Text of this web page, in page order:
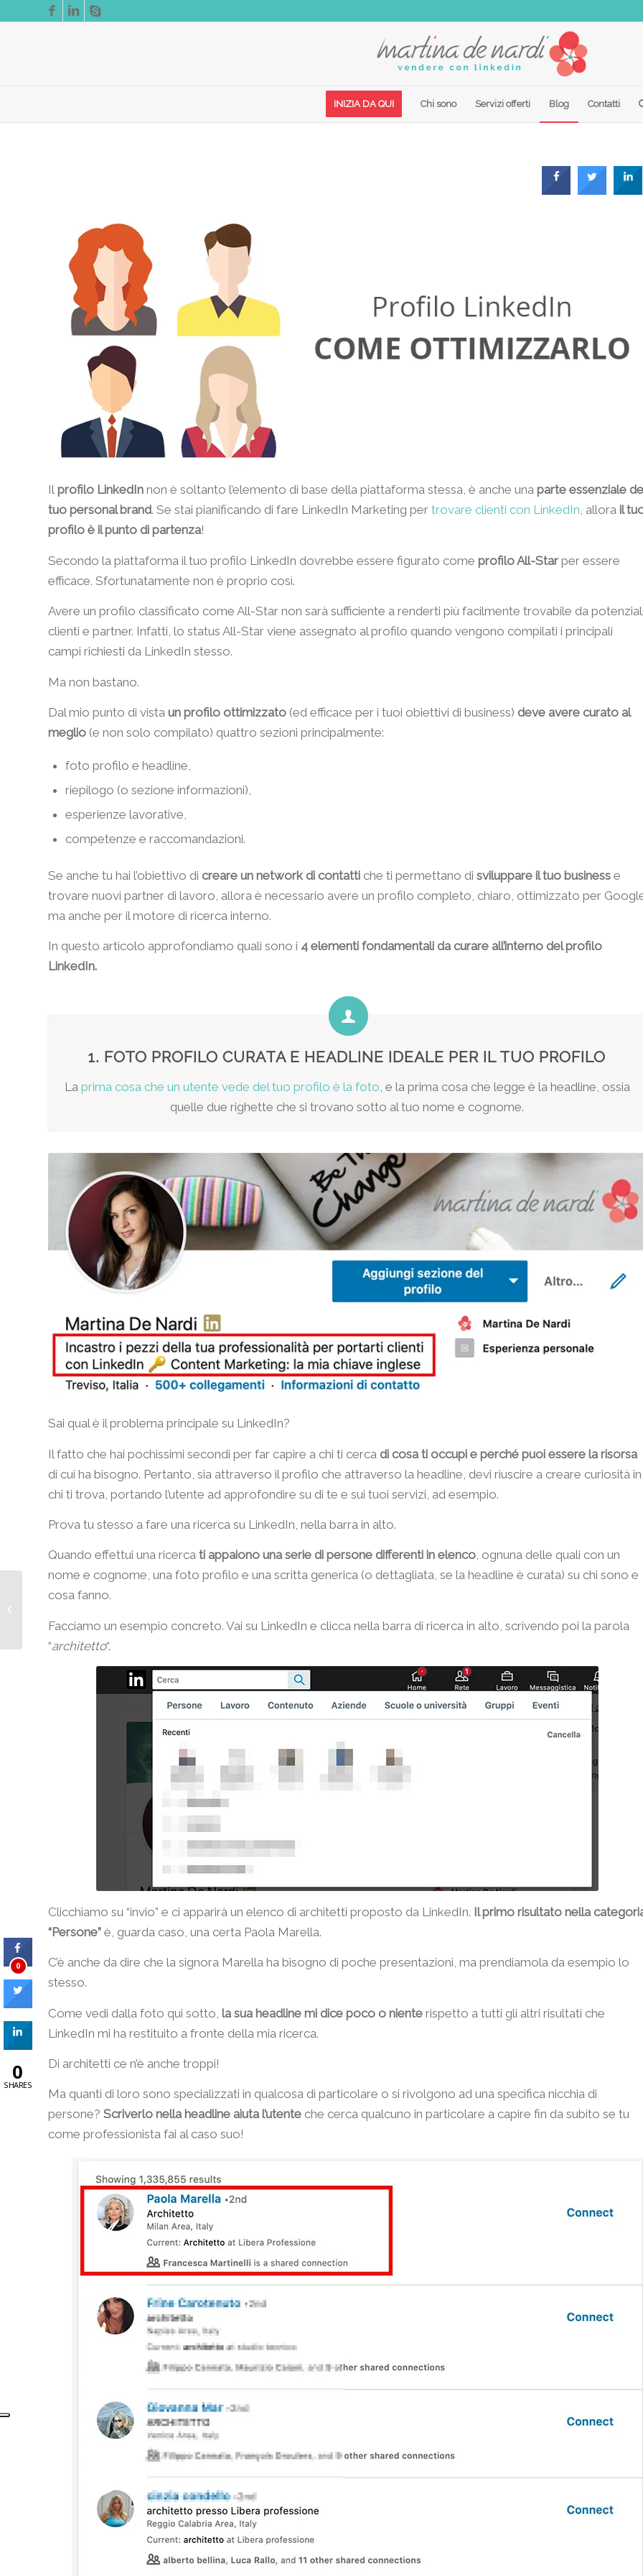
INIZIA DA QUI Chi sono Servizi offerti Blog Contatti
Il profilo LinkedIn non è soltanto l’elemento di base della piattaforma stessa, è anche una parte essenziale
tuo personal brand. Se stai pianificando di fare LinkedIn Marketing per trovare clienti con LinkedIn, allora il
profilo è il punto di partenza!
Secondo la piattaforma il tuo profilo LinkedIn dovrebbe essere figurato come profilo All-Star per essere
efficace. Sfortunatamente non è proprio così.
Avere un profilo classificato come All-Star non sarà sufficiente a renderti più facilmente trovabile da
clienti e partner. Infatti, lo status All-Star viene assegnato al profilo quando vengono compilati i principali
campi richiesti da LinkedIn stesso.
Ma non bastano.
Dal mio punto di vista un profilo ottimizzato (ed efficace per i tuoi obiettivi di business) deve avere curato al
meglio (e non solo compilato) quattro sezioni principalmente:
foto profilo e headline,
riepilogo (o sezione informazioni),
esperienze lavorative,
competenze e raccomandazioni.
Se anche tu hai l’obiettivo di creare un network di contatti che ti permettano di sviluppare il tuo business e
trovare nuovi partner di lavoro, allora è necessario avere un profilo completo, chiaro, ottimizzato per
ma anche per il motore di ricerca interno.
In questo articolo approfondiamo quali sono i 4 elementi fondamentali da curare all’interno del profilo
LinkedIn.
1. FOTO PROFILO CURATA E HEADLINE IDEALE PER IL TUO PROFILO
La prima cosa che un utente vede del tuo profilo è la foto, e la prima cosa che legge è la headline, ossia
quelle due righette che si trovano sotto al tuo nome e cognome.
Sai qual è il problema principale su LinkedIn?
Il fatto che hai pochissimi secondi per far capire a chi ti cerca di cosa ti occupi e perché puoi essere la risorsa
di cui ha bisogno. Pertanto, sia attraverso il profilo che attraverso la headline, devi riuscire a creare curiosità in
chi ti trova, portando l’utente ad approfondire su di te e sui tuoi servizi, ad esempio.
Prova tu stesso a fare una ricerca su LinkedIn, nella barra in alto.
Quando effettui una ricerca ti appaiono una serie di persone differenti in elenco, ognuna delle quali con un
nome e cognome, una foto profilo e una scritta generica (o dettagliata, se la headline è curata) su chi sono e
cosa fanno.
Facciamo un esempio concreto. Vai su LinkedIn e clicca nella barra di ricerca in alto, scrivendo poi la parola
“architetto“.
Clicchiamo su “invio” e ci apparirà un elenco di architetti proposto da LinkedIn. Il primo risultato nella
“Persone” è, guarda caso, una certa Paola Marella.
C’è anche da dire che la signora Marella ha bisogno di poche presentazioni, ma prendiamola da esempio lo
stesso.
Come vedi dalla foto qui sotto, la sua headline mi dice poco o niente rispetto a tutti gli altri risultati che
LinkedIn mi ha restituito a fronte della mia ricerca.
Di architetti ce n’è anche troppi!
Ma quanti di loro sono specializzati in qualcosa di particolare o si rivolgono ad una specifica nicchia di
persone? Scriverlo nella headline aiuta l’utente che cerca qualcuno in particolare a capire fin da subito se tu
come professionista fai al caso suo!
Il Content Marketing
regole più importanti
0
0
SHARES